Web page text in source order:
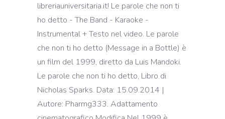
libreriauniversitaria.it! Le parole che non ti
ho detto - The Band - Karaoke -
Instrumental + Testo nel video. Le parole
che non ti ho detto (Message in a Bottle) è
un film del 1999, diretto da Luis Mandoki.
Le parole che non ti ho detto, Libro di
Nicholas Sparks. Data: 15.09.2014 |
Autore: Pharmg333. Adattamento